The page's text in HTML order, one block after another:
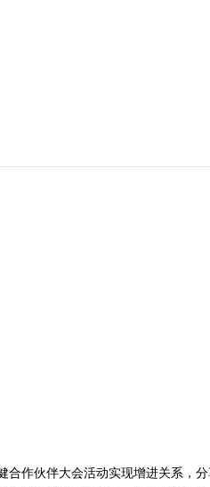
作伙伴大会活动实现增进关系，